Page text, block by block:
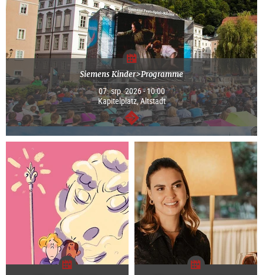
Siemens Kinder>Programme
07. srp. 2026 - 10:00
Kapitelplatz, Altstadt
continue